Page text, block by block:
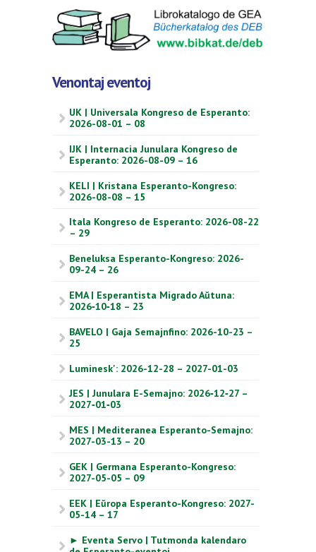
Venontaj eventoj
UK | Universala Kongreso de Esperanto:
2026-08-01 – 08
IJK | Internacia Junulara Kongreso de
Esperanto: 2026-08-09 – 16
KELI | Kristana Esperanto-Kongreso:
2026-08-08 – 15
Itala Kongreso de Esperanto: 2026-08-22
– 29
Beneluksa Esperanto-Kongreso: 2026-
09-24 – 26
EMA | Esperantista Migrado Aŭtuna:
2026‑10‑18 – 23
BAVELO | Gaja Semajnfino: 2026-10-23 –
25
Luminesk': 2026-12-28 – 2027-01-03
JES | Junulara E-Semajno: 2026‑12‑27 –
2027‑01‑03
MES | Mediteranea Esperanto-Semajno:
2027-03-13 – 20
GEK | Germana Esperanto-Kongreso:
2027-05-05 – 09
EEK | Eŭropa Esperanto-Kongreso: 2027-
05-14 – 17
► Eventa Servo | Tutmonda kalendaro